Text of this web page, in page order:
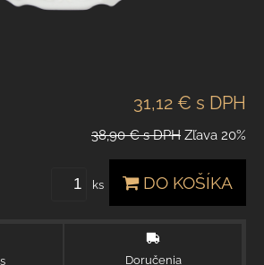
31,12 € s DPH
38,90 € s DPH Zľava 20%
ks DO KOŠÍKA
Doručenia